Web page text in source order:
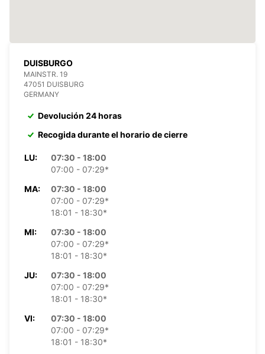
DUISBURGO
MAINSTR. 19
47051 DUISBURG
GERMANY
Devolución 24 horas
Recogida durante el horario de cierre
LU:
07:30 - 18:00
07:00 - 07:29*
MA:
07:30 - 18:00
07:00 - 07:29*
18:01 - 18:30*
MI:
07:30 - 18:00
07:00 - 07:29*
18:01 - 18:30*
JU:
07:30 - 18:00
07:00 - 07:29*
18:01 - 18:30*
VI:
07:30 - 18:00
07:00 - 07:29*
18:01 - 18:30*